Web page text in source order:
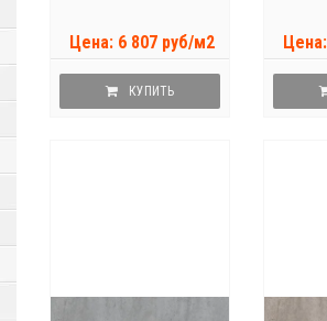
Цена: 6 807 руб/м2
КУПИТЬ